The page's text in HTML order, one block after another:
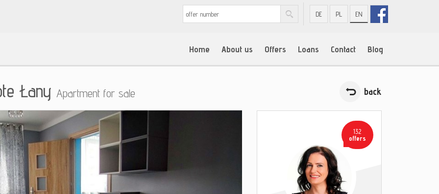
DE PL EN
Home About us Offers Loans Contact Blog
Łany Apartment for sale back
132
offers